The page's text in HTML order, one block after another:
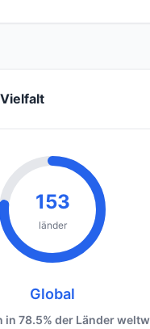
153
länder
Global
in 78.5% der Länder